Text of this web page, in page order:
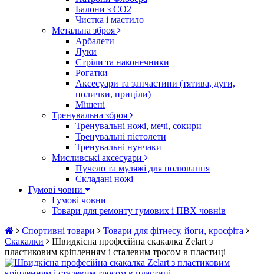
Балони з CO2
Чистка і мастило
Метальна зброя
Арбалети
Луки
Стріли та наконечники
Рогатки
Аксесуари та запчастини (тятива, дуги,
полички, приціли)
Мішені
Тренувальна зброя
Тренувальні ножі, мечі, сокири
Тренувальні пістолети
Тренувальні нунчаки
Мисливські аксесуари
Пучело та муляжі для полювання
Складані ножі
Гумові човни
Гумові човни
Товари для ремонту гумових і ПВХ човнів
Спортивні товари
Товари для фітнесу, йоги, кросфіта
Скакалки
Швидкісна професійна скакалка Zelart з
пластиковим кріпленням і сталевим тросом в пластиці